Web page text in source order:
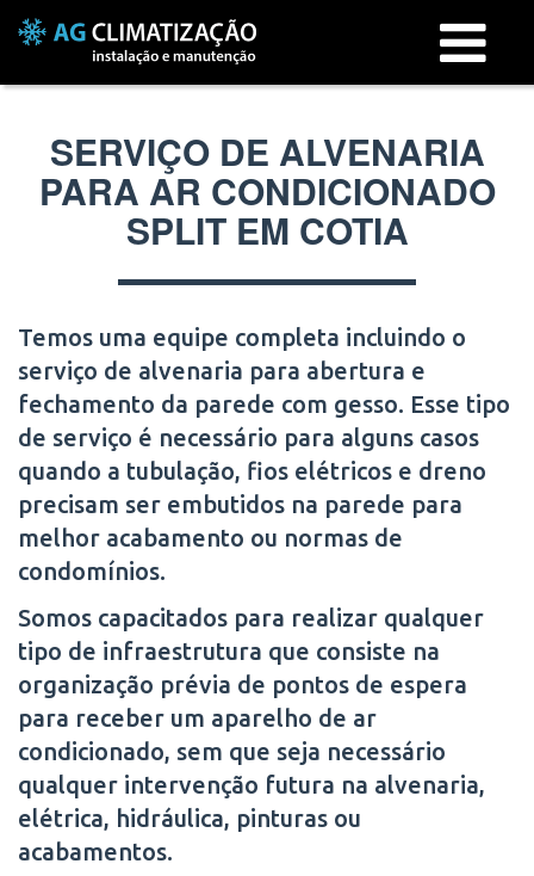
Menu
SERVIÇO DE ALVENARIA
PARA AR CONDICIONADO
SPLIT EM COTIA
Temos uma equipe completa incluindo o
serviço de alvenaria para abertura e
fechamento da parede com gesso. Esse tipo
de serviço é necessário para alguns casos
quando a tubulação, fios elétricos e dreno
precisam ser embutidos na parede para
melhor acabamento ou normas de
condomínios.
Somos capacitados para realizar qualquer
tipo de infraestrutura que consiste na
organização prévia de pontos de espera
para receber um aparelho de ar
condicionado, sem que seja necessário
qualquer intervenção futura na alvenaria,
elétrica, hidráulica, pinturas ou
acabamentos.